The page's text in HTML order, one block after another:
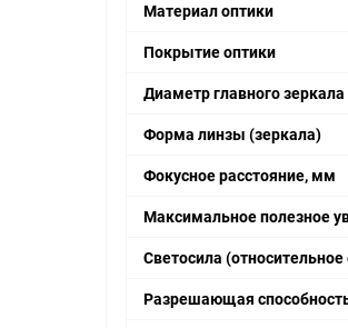
Материал оптики
Покрытие оптики
Диаметр главного
Форма линзы (зеркала)
Фокусное расстояние, мм
Максимальное полезное
Светосила (относительное
Разрешающая